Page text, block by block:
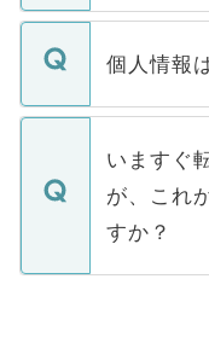
ません。
■応募殺到
関を公にし
に、医療機
みを人材紹
ています。
転職・入職
ん。また、
定を承諾す
の辞退の連
ますので、
個人情報
個人情報が
で、ご安心
などで収集
ご本人のキ
支援を目的
ているすべ
いますぐ
が、これ
すか？